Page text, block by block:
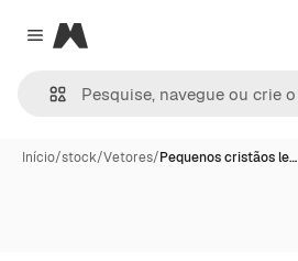
Close menu
Magnific
Início/stock/Vetores/Pequenos cristãos le…